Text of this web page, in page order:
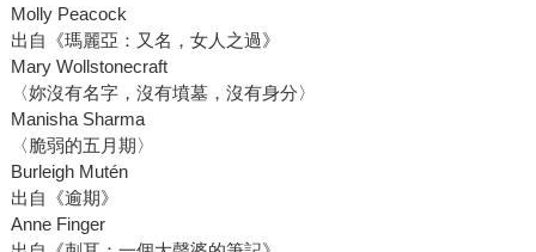
Molly Peacock
出自《瑪麗亞：又名，女人之過》
Mary Wollstonecraft
〈妳沒有名字，沒有墳墓，沒有身分〉
Manisha Sharma
〈脆弱的五月期〉
Burleigh Mutén
出自《逾期》
Anne Finger